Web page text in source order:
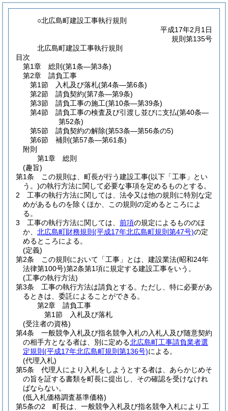
○北広島町建設工事執行規則
平成17年2月1日
規則第135号
北広島町建設工事執行規則
目次
第1章
総則 (第1条―第3条)
第2章
請負工事
第1節
入札及び落札(第4条―第6条)
第2節
請負契約(第7条―第9条)
第3節
請負工事の施工(第10条―第39条)
第4節
請負工事の検査及び引渡し並びに支払(第40条―
第52条)
第5節
請負契約の解除(第53条―第56条の5)
第6節
補則 (第57条―第61条)
附則
第1章
総則
(趣旨)
第1条
この規則は、町長が行う建設工事(以下「工事」とい
う。)の執行方法に関して必要な事項を定めるものとする。
2
工事の執行方法に関しては、法令又は他の規則に特別な定
めがあるものを除くほか、この規則の定めるところによ
る。
3
工事の執行方法に関しては、 前項の規定によるもののほ
か、 北広島町財務規則 (平成17年北広島町規則第47号)の定
めるところによる。
(定義)
第2条
この規則において「工事」とは、建設業法(昭和24年
法律第100号)第2条第1項に規定する建設工事をいう。
(工事の執行方法)
第3条
工事の執行方法は請負とする。 ただし、特に必要があ
るときは、委託によることができる。
第2章
請負工事
第1節
入札及び落札
(受注者の資格)
第4条
一般競争入札及び指名競争入札の入札人及び随意契約
の相手方となる者は、別に定める北広島町工事請負業者選
定規則 (平成17年北広島町規則第136号)による。
(代理入札)
第5条
代理人により入札をしようとする者は、あらかじめそ
の旨を証する書類を町長に提出し、その確認を受けなけれ
ばならない。
(低入札価格調査基準価格)
第5条の2
町長は、一般競争入札及び指名競争入札により工